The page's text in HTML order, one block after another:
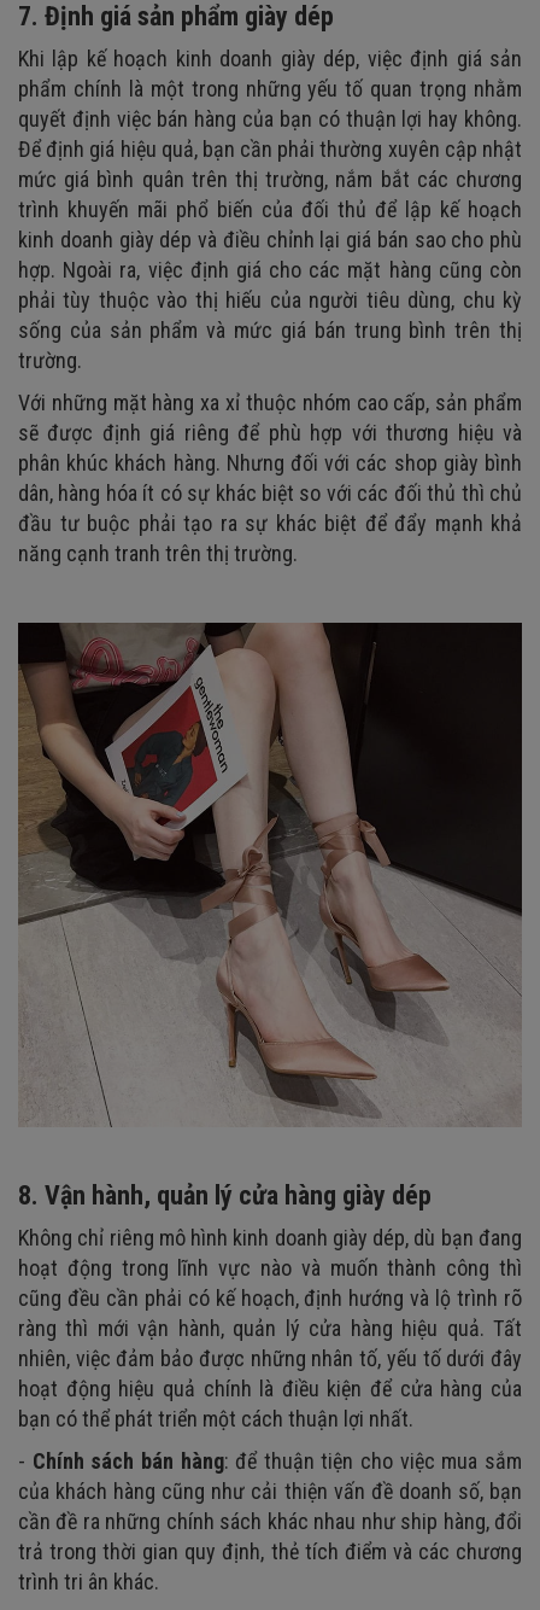
7. Định giá sản phẩm giày dép
Khi lập kế hoạch kinh doanh giày dép, việc định giá sản
phẩm chính là một trong những yếu tố quan trọng nhằm
quyết định việc bán hàng của bạn có thuận lợi hay không.
Để định giá hiệu quả, bạn cần phải thường xuyên cập nhật
mức giá bình quân trên thị trường, nắm bắt các chương
trình khuyến mãi phổ biến của đối thủ để lập kế hoạch
kinh doanh giày dép và điều chỉnh lại giá bán sao cho phù
hợp. Ngoài ra, việc định giá cho các mặt hàng cũng còn
phải tùy thuộc vào thị hiếu của người tiêu dùng, chu kỳ
sống của sản phẩm và mức giá bán trung bình trên thị
trường.
Với những mặt hàng xa xỉ thuộc nhóm cao cấp, sản phẩm
sẽ được định giá riêng để phù hợp với thương hiệu và
phân khúc khách hàng. Nhưng đối với các shop giày bình
dân, hàng hóa ít có sự khác biệt so với các đối thủ thì chủ
đầu tư buộc phải tạo ra sự khác biệt để đẩy mạnh khả
năng cạnh tranh trên thị trường.
8. Vận hành, quản lý cửa hàng giày dép
Không chỉ riêng mô hình kinh doanh giày dép, dù bạn đang
hoạt động trong lĩnh vực nào và muốn thành công thì
cũng đều cần phải có kế hoạch, định hướng và lộ trình rõ
ràng thì mới vận hành, quản lý cửa hàng hiệu quả. Tất
nhiên, việc đảm bảo được những nhân tố, yếu tố dưới đây
hoạt động hiệu quả chính là điều kiện để cửa hàng của
bạn có thể phát triển một cách thuận lợi nhất.
- Chính sách bán hàng: để thuận tiện cho việc mua sắm
của khách hàng cũng như cải thiện vấn đề doanh số, bạn
cần đề ra những chính sách khác nhau như ship hàng, đổi
trả trong thời gian quy định, thẻ tích điểm và các chương
trình tri ân khác.